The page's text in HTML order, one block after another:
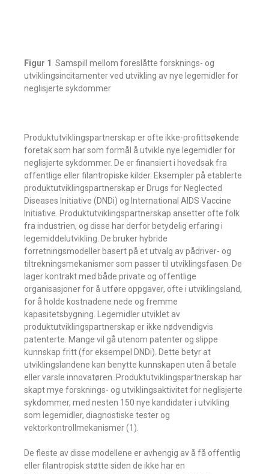
Figur 1 Samspill mellom foreslåtte forsknings- og
utviklingsincitamenter ved utvikling av nye legemidler for
neglisjerte sykdommer
Produktutviklingspartnerskap er ofte ikke-profittsøkende
foretak som har som formål å utvikle nye legemidler for
neglisjerte sykdommer. De er finansiert i hovedsak fra
offentlige eller filantropiske kilder. Eksempler på etablerte
produktutviklingspartnerskap er Drugs for Neglected
Diseases Initiative (DNDi) og International AIDS Vaccine
Initiative. Produktutviklingspartnerskap ansetter ofte folk
fra industrien, og disse har derfor betydelig erfaring i
legemiddelutvikling. De bruker hybride
forretningsmodeller basert på et utvalg av pådriver- og
tiltrekningsmekanismer som passer til utviklingsfasen. De
lager kontrakt med både private og offentlige
organisasjoner for å utføre oppgaver, ofte i utviklingsland,
for å holde kostnadene nede og fremme
kapasitetsbygning. Legemidler utviklet av
produktutviklingspartnerskap er ikke nødvendigvis
patenterte. Mange vil gå utenom patenter og slippe
kunnskap fritt (for eksempel DNDi). Dette betyr at
utviklingslandene kan benytte kunnskapen uten å betale
eller varsle innovatøren. Produktutviklingspartnerskap har
skapt mye forsknings- og utviklingsaktivitet for neglisjerte
sykdommer, med nesten 150 nye kandidater i utvikling
som legemidler, diagnostiske tester og
vektorkontrollmekanismer (1).
De fleste av disse modellene er avhengig av å få offentlig
eller filantropisk støtte siden de ikke har en